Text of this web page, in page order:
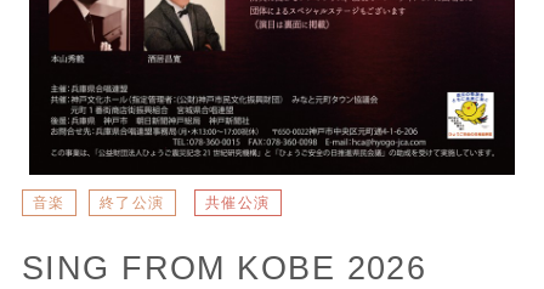
音楽 終了公演 共催公演
SING FROM KOBE 2026